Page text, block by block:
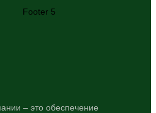
– это обеспечение